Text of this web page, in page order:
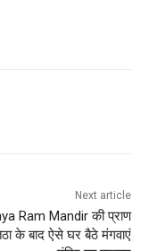
Next article
Ram Mandir की प्राण
के बाद ऐसे घर बैठे मंगवाएं